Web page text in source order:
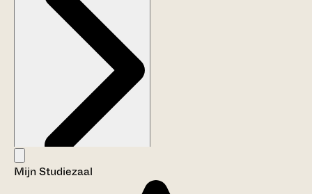
Aanwijzingen voor de gebruiker
Mijn Studiezaal